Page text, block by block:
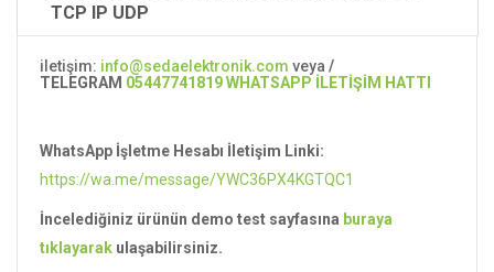
TCP IP UDP
iletişim: info@sedaelektronik.com veya /
TELEGRAM 05447741819 WHATSAPP İLETİŞİM HATTI
WhatsApp İşletme Hesabı İletişim Linki:
https://wa.me/message/YWC36PX4KGTQC1
İncelediğiniz ürünün demo test sayfasına buraya
tıklayarak ulaşabilirsiniz.